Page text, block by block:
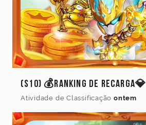
(S10) 💰Ranking de Recarga💎
Atividade de Classificação ontem